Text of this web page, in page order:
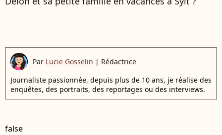
Par Lucie Gosselin | Rédactrice
Journaliste passionnée, depuis plus de 10 ans, je réalise des
enquêtes, des portraits, des reportages ou des interviews.
false